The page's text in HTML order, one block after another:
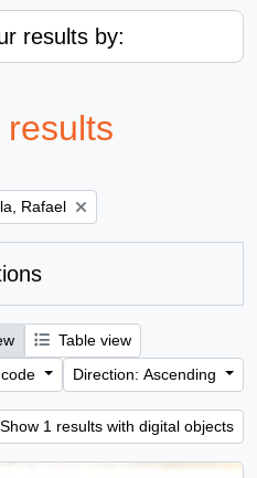
results by:
Rafael
Table view
Direction: Ascending
Show 1 results with digital objects